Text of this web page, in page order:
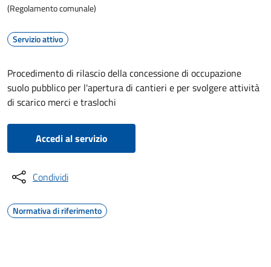
(Regolamento comunale)
Servizio attivo
Procedimento di rilascio della concessione di occupazione
suolo pubblico per l'apertura di cantieri e per svolgere attività
di scarico merci e traslochi
Accedi al servizio
Condividi
Normativa di riferimento